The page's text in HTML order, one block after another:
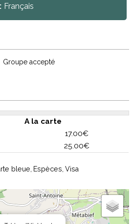
Français
Groupe accepté
A la carte
17.00€
25.00€
bleue Espèces Visa